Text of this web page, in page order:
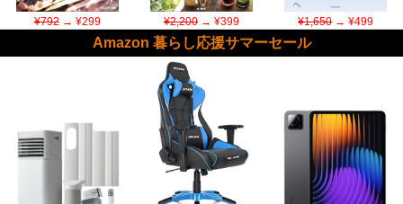
¥792→ ¥299 ¥2,200→ ¥399 ¥1,650→ ¥499
Amazon 暮らし応援サマーセール